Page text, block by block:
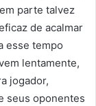
parte talvez
de acalmar
esse tempo
lentamente,
jogador,
seus oponentes